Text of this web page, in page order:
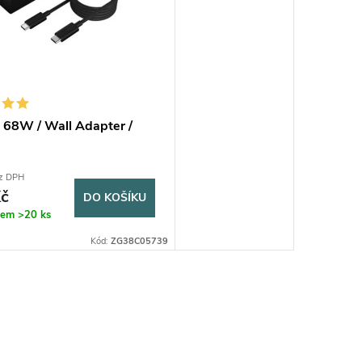
68W / Wall Adapter /
DPH
>20 ks
DO KOŠÍKU
Kód: ZG38C05739